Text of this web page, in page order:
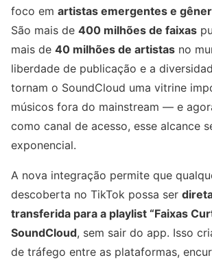
foco em artistas emergentes e
São mais de 400 milhões de faixas
mais de 40 milhões de artistas no
liberdade de publicação e a
tornam o SoundCloud uma vitrine
músicos fora do mainstream — e
como canal de acesso, esse alcance
exponencial.
A nova integração permite que
descoberta no TikTok possa ser
transferida para a playlist “Faixas
SoundCloud, sem sair do app. Isso
de tráfego entre as plataformas,